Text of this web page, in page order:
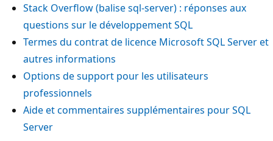
Stack Overflow (balise sql-server) : réponses aux
questions sur le développement SQL
Termes du contrat de licence Microsoft SQL Server et
autres informations
Options de support pour les utilisateurs
professionnels
Aide et commentaires supplémentaires pour SQL
Server